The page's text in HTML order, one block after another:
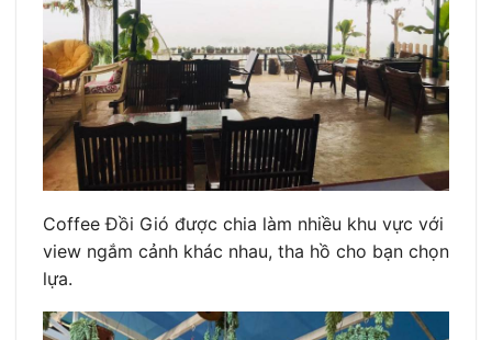
Coffee Đồi Gió được chia làm nhiều khu vực với
view ngắm cảnh khác nhau, tha hồ cho bạn chọn
lựa.